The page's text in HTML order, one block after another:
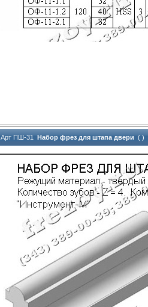
Арт ПШ-31 Набор фрез для штапа двери ( )